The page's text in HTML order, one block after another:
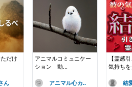
だけ
ん
アニマルコミュニケー
ション 動...
アニマル心カ..
【霊感
気持ちを
結